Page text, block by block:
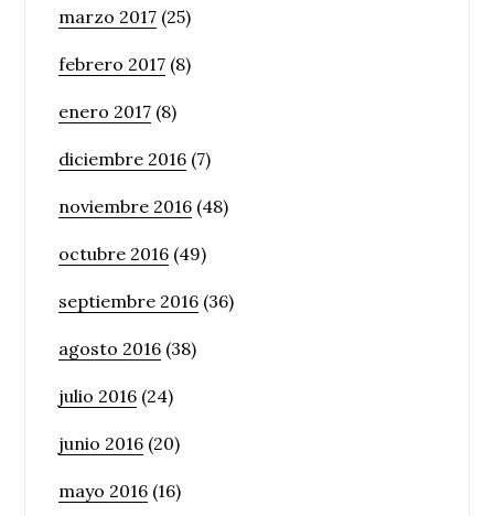
marzo 2017 (25)
febrero 2017 (8)
enero 2017 (8)
diciembre 2016 (7)
noviembre 2016 (48)
octubre 2016 (49)
septiembre 2016 (36)
agosto 2016 (38)
julio 2016 (24)
junio 2016 (20)
mayo 2016 (16)